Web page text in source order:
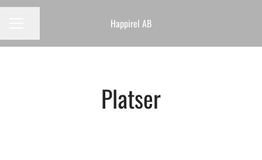
Happirel AB
Platser